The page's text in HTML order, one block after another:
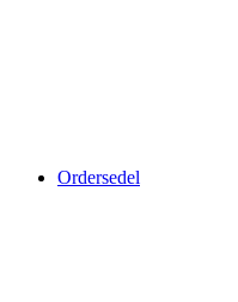
Ordersedel